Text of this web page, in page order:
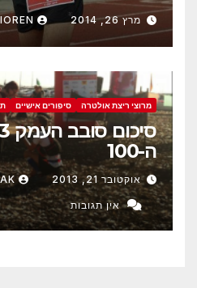
מרץ 26, 2014
מרוצי ריצת אולטרה סיפורים אישיים
ה-100
אוקטובר 21, 2013
אין תגובות